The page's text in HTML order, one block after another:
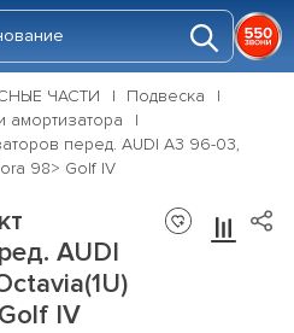
ЧАСТИ
Подвеска
амортизатора
перед. AUDI A3 96-03,
98> Golf IV
AUDI
IV